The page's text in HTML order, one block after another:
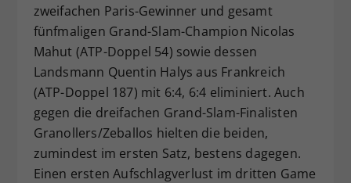
zweifachen Paris-Gewinner und gesamt
fünfmaligen Grand-Slam-Champion Nicolas
Mahut (ATP-Doppel 54) sowie dessen
Landsmann Quentin Halys aus Frankreich
(ATP-Doppel 187) mit 6:4, 6:4 eliminiert. Auch
gegen die dreifachen Grand-Slam-Finalisten
Granollers/Zeballos hielten die beiden,
zumindest im ersten Satz, bestens dagegen.
Einen ersten Aufschlagverlust im dritten Game